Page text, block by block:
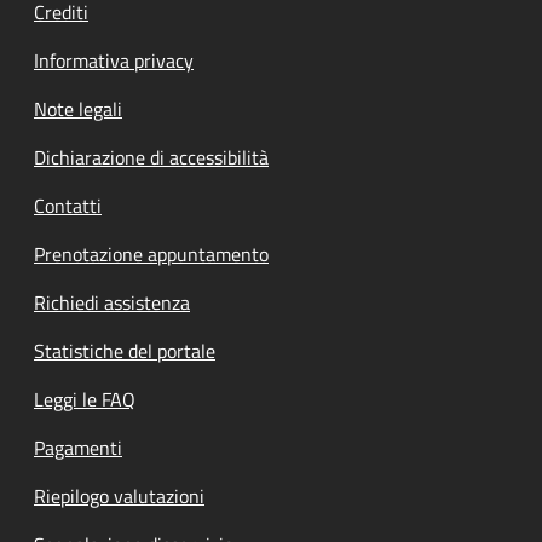
Crediti
Informativa privacy
Note legali
Dichiarazione di accessibilità
Contatti
Prenotazione appuntamento
Richiedi assistenza
Statistiche del portale
Leggi le FAQ
Pagamenti
Riepilogo valutazioni